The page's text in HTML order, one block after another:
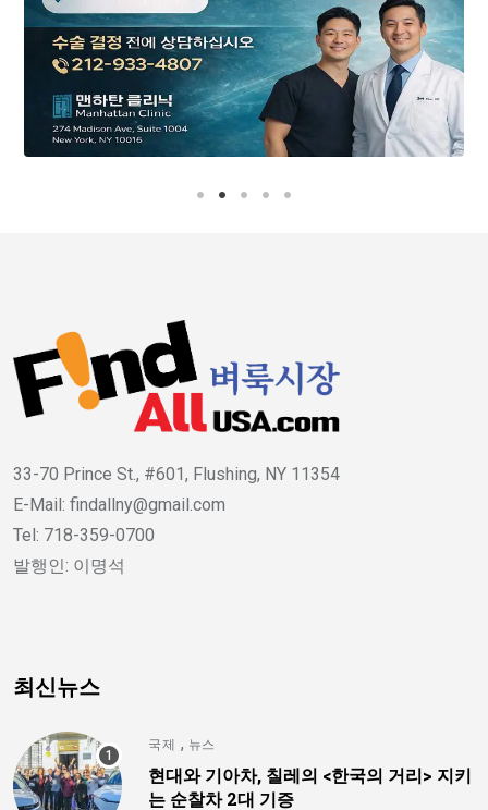
33-70 Prince St., #601, Flushing, NY 11354
E-Mail: findallny@gmail.com
Tel: 718-359-0700
발행인: 이명석
최신뉴스
국제 , 뉴스
현대와 기아차, 칠레의 <한국의 거리> 지키
는 순찰차 2대 기증